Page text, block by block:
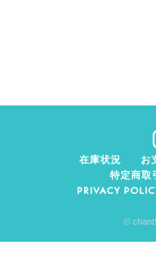
在庫状況
お
特定商取
PRIVACY
©